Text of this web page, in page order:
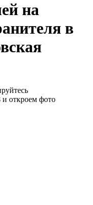
на
в
откроем фото